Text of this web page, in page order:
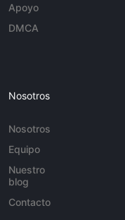
Apoyo
DMCA
Nosotros
Nosotros
Equipo
Nuestro
blog
Contacto